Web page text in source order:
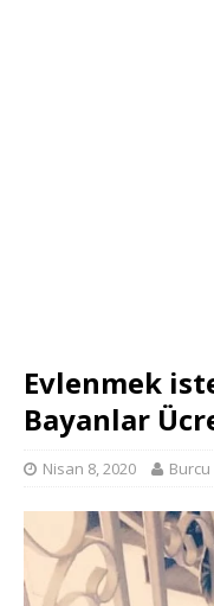
Evlenmek
Bayanlar
Nisan 8, 2020